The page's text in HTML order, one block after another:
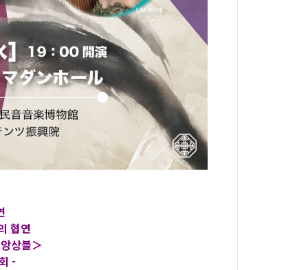
협연
상블＞
-